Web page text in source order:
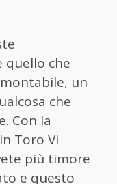
quello che
un
che
Con la
Toro Vi
più timore
e questo